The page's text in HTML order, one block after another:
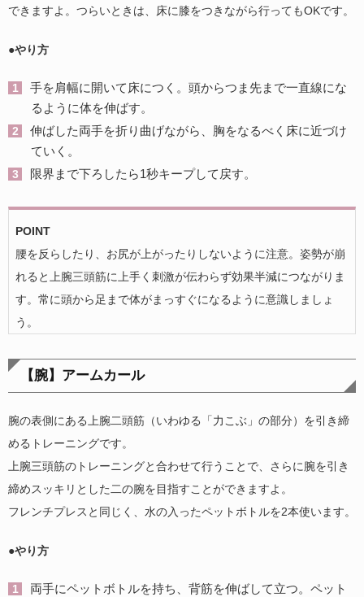
できますよ。つらいときは、床に膝をつきながら行ってもOKです。
●やり方
手を肩幅に開いて床につく。頭からつま先まで一直線にな
るように体を伸ばす。
伸ばした両手を折り曲げながら、胸をなるべく床に近づけ
ていく。
限界まで下ろしたら1秒キープして戻す。
POINT
腰を反らしたり、お尻が上がったりしないように注意。姿勢が崩
れると上腕三頭筋に上手く刺激が伝わらず効果半減につながりま
す。常に頭から足まで体がまっすぐになるように意識しましょ
う。
【腕】アームカール
腕の表側にある上腕二頭筋（いわゆる「力こぶ」の部分）を引き締
めるトレーニングです。
上腕三頭筋のトレーニングと合わせて行うことで、さらに腕を引き
締めスッキリとした二の腕を目指すことができますよ。
フレンチプレスと同じく、水の入ったペットボトルを2本使います。
●やり方
両手にペットボトルを持ち、背筋を伸ばして立つ。ペット